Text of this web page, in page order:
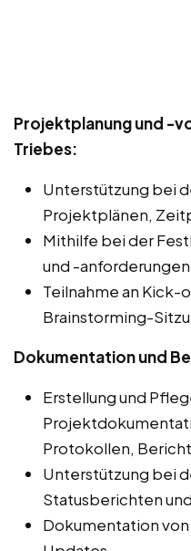
Projektplanung und -
Triebes:
Unterstützung bei
Projektplänen,
Mithilfe bei der
und -
Teilnahme an
Brainstorming-
Dokumentation und
Erstellung und
Protokollen,
Unterstützung bei
Statusberichten
Dokumentation